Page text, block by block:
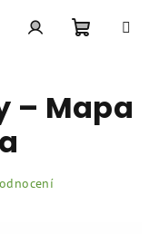
košík
– Mapa